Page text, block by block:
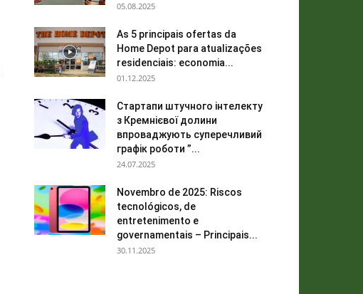
05.08.2025
As 5 principais ofertas da
Home Depot para atualizações
residenciais: economia...
01.12.2025
Стартапи штучного інтелекту
з Кремнієвої долини
впроваджують суперечливий
графік роботи ”...
24.07.2025
Novembro de 2025: Riscos
tecnológicos, de
entretenimento e
governamentais – Principais...
30.11.2025